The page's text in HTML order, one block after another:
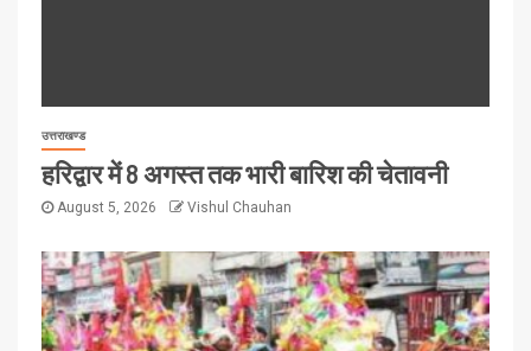
उत्तराखण्ड
हरिद्वार में 8 अगस्त तक भारी बारिश की चेतावनी
August 5, 2026 Vishul Chauhan